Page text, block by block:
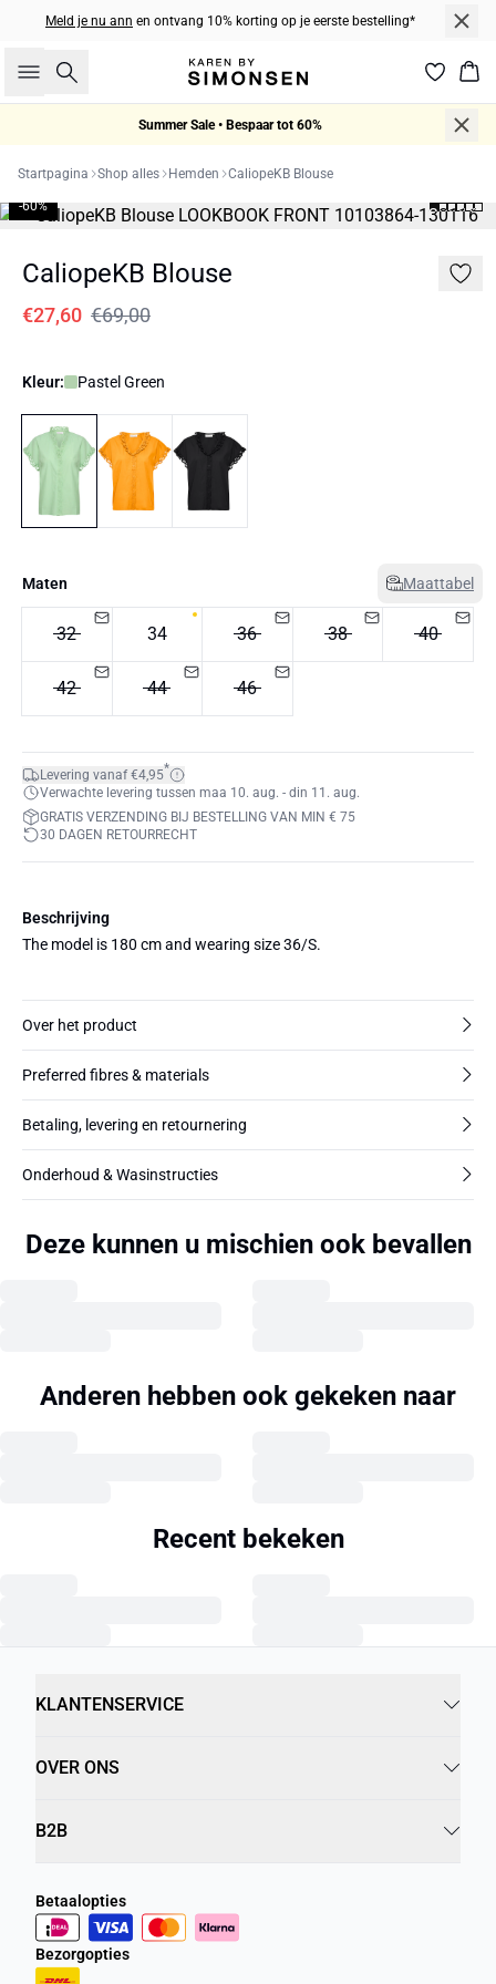
Meld je nu ann en ontvang 10% korting op je eerste bestelling*
Zoeken
Summer Sale • Bespaar tot 60%
Startpagina Shop alles Hemden CaliopeKB Blouse
-60%
CaliopeKB Blouse
€27,60 €69,00
Kleur: Pastel Green
Maten Maattabel
32 34 36 38 40
42 44 46
Levering vanaf €4,95*
Verwachte levering tussen maa 10. aug. - din 11. aug.
GRATIS VERZENDING BIJ BESTELLING VAN MIN € 75
30 DAGEN RETOURRECHT
Beschrijving
The model is 180 cm and wearing size 36/S.
Over het product
Preferred fibres & materials
Betaling, levering en retournering
Onderhoud & Wasinstructies
Deze kunnen u mischien ook bevallen
Anderen hebben ook gekeken naar
Recent bekeken
KLANTENSERVICE
OVER ONS
B2B
Betaalopties
Bezorgopties